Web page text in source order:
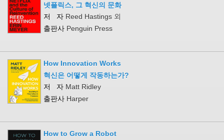
넷플릭스, 그 혁신의 문화
저 자 Reed Hastings 외
출판사 Penguin Press
How Innovation Works
혁신은 어떻게 작동하는가?
저 자 Matt Ridley
출판사 Harper
How to Grow a Robot